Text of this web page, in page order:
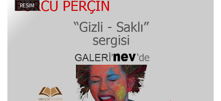
RESIM